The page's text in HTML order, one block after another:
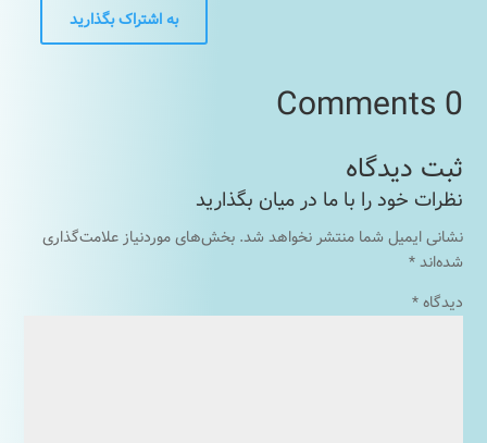
به اشتراک بگذارید
0 Comments
نشانی ایمیل شما منتشر نخواهد شد. بخش‌های موردنیاز علامت‌گذاری
شده‌اند*
دیدگاه*